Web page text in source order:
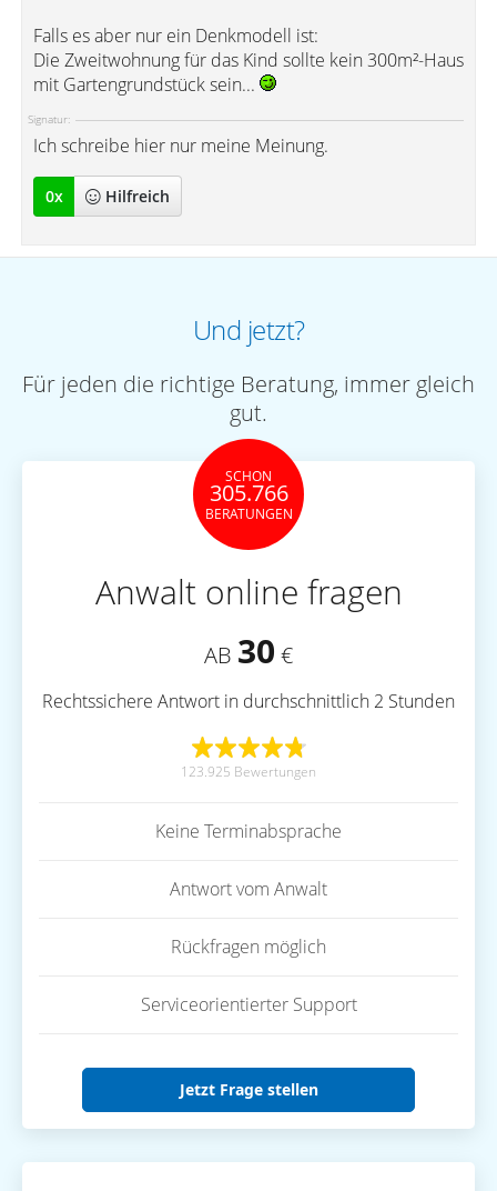
Falls es aber nur ein Denkmodell ist:
Die Zweitwohnung für das Kind sollte kein 300m²-Haus
mit Gartengrundstück sein...
Signatur:
Ich schreibe hier nur meine Meinung.
0x Hilfreich
Und jetzt?
Für jeden die richtige Beratung, immer gleich
gut.
SCHON
305.766
BERATUNGEN
Anwalt online fragen
AB 30 €
Rechtssichere Antwort in durchschnittlich 2 Stunden
123.925 Bewertungen
Keine Terminabsprache
Antwort vom Anwalt
Rückfragen möglich
Serviceorientierter Support
Jetzt Frage stellen